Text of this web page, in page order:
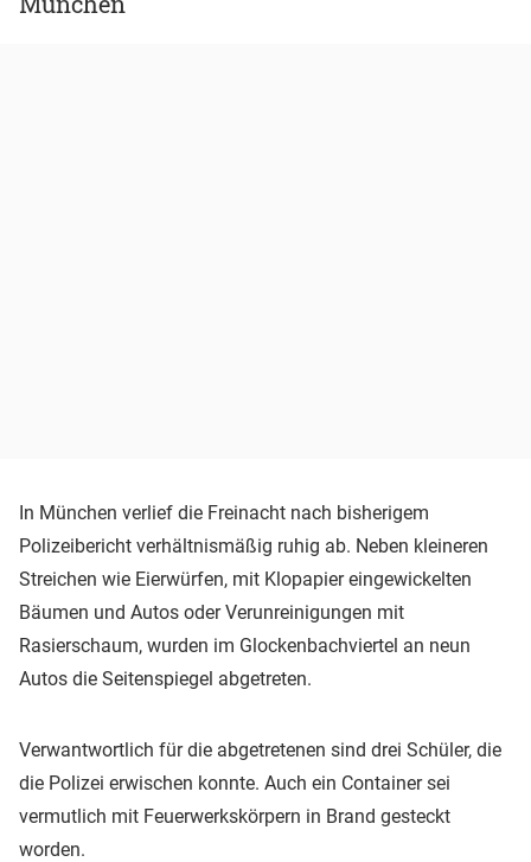
In München verlief die Freinacht nach bisherigem
Polizeibericht verhältnismäßig ruhig ab. Neben kleineren
Streichen wie Eierwürfen, mit Klopapier eingewickelten
Bäumen und Autos oder Verunreinigungen mit
Rasierschaum, wurden im Glockenbachviertel an neun
Autos die Seitenspiegel abgetreten.
Verwantwortlich für die abgetretenen sind drei Schüler, die
die Polizei erwischen konnte. Auch ein Container sei
vermutlich mit Feuerwerkskörpern in Brand gesteckt
worden.